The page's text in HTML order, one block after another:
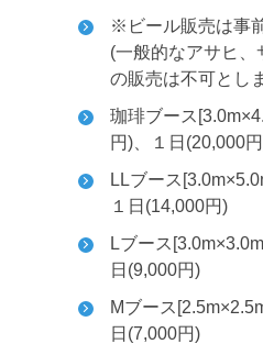
※ビール販売は事
(一般的なアサヒ
の販売は不可とし
珈琲ブース
円)、１日(20,000
LLブース
１日(14,000円)
Lブース
日(9,000円)
Mブース
日(7,000円)